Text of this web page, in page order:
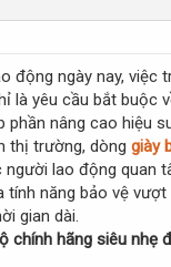
động ngày nay, việc
là yêu cầu bắt buộc
phần nâng cao hiệu
thị trường, dòng giày
người lao động quan
tính năng bảo vệ
gian dài.
chính hãng siêu nhẹ